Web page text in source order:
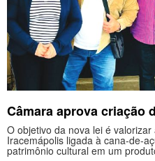
Câmara aprova criação
O objetivo da nova lei é
Iracemápolis ligada à cana-de-
patrimônio cultural em um